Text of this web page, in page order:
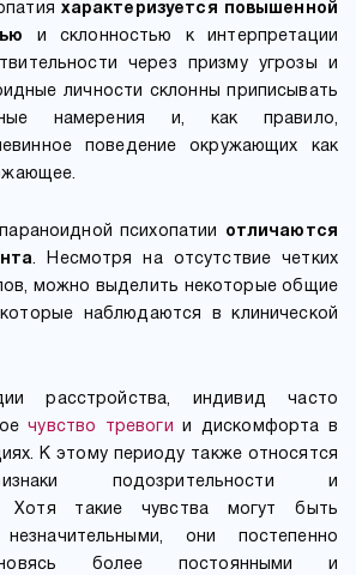
характеризуется повышенной
и склонностью к интерпретации
через призму угрозы и
личности склонны приписывать
намерения и, как правило,
поведение окружающих как
психопатии
отличаются
. Несмотря на отсутствие четких
можно выделить некоторые общие
наблюдаются в клинической
расстройства, индивид часто
чувство тревоги
и дискомфорта в
К этому периоду также относятся
подозрительности и
Хотя такие чувства могут быть
они постепенно
более постоянными и